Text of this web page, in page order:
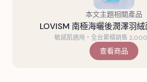
本文主題相關產品
LOVISM 南極海曬後潤澤羽
敏感肌適用・全台累積銷售
查看商品